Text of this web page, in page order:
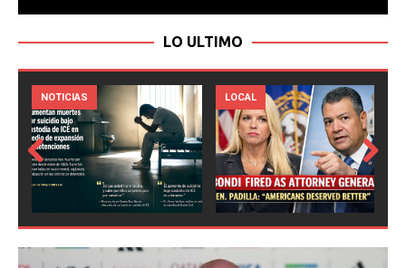
LO ULTIMO
LOCAL NOTICIAS
Prev
Next